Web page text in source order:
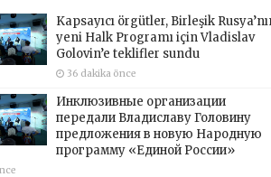
Kapsayıcı örgütler, Birleşik
yeni Halk Programı için Vladislav
Golovin’e teklifler sundu
36 dakika önce
Инклюзивные организации
передали Владиславу Головину
предложения в новую Народную
программу «Единой России»